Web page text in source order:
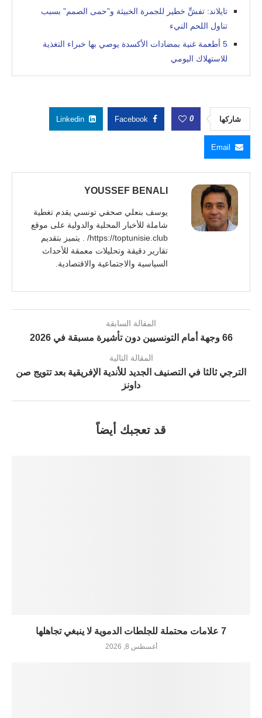
تايلاند: تفشٍّ خطير للجمرة الخبيثة و”حمى الصمم” بسبب
تناول اللحم النيء
5 أطعمة غنية بمضادات الأكسدة يوصي بها خبراء التغذية
للاستهلاك اليومي
شاركها 0
Facebook
Linkedin
Email
YOUSSEF BENALI
يوسف بنعلي صحفي تونسي يقدم تغطية
شاملة للأخبار المحلية والدولية على موقع
https://toptunisie.club/ . يتميز بتقديم
تقارير دقيقة وتحليلات معمقة للأحداث
السياسية والاجتماعية والاقتصادية.
المقالة السابقة
66 وجهة أمام التونسيين دون تأشيرة مسبقة في 2026
المقالة التالية
الترجي ثالثا في التصنيف الجديد للأندية الإفريقية بعد تتويج صن
داونز
قد تعجبك أيضاً
7 علامات محتملة للجلطات الدموية لا ينبغي تجاهلها
أغسطس 8, 2026